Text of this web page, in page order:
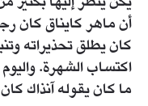
أن ماهر كايناق كان
كان يطلق تحذيراته
اكتساب الشهرة.
ما كان يقوله آنذاك